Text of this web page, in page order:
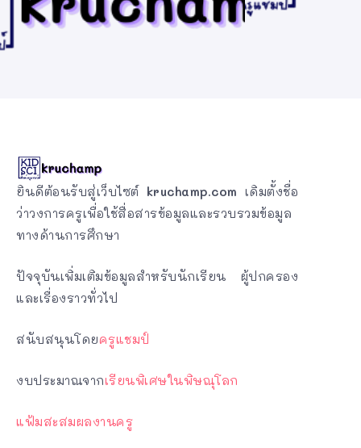
ยินดีต้อนรับสู่เว็บไซต์ kruchamp.com เดิมตั้งชื่อ
ว่าวงการครูเพื่อใช้สื่อสารข้อมูลและรวบรวมข้อมูล
ทางด้านการศึกษา
ปัจจุบันเพิ่มเติมข้อมูลสำหรับนักเรียน ผู้ปกครอง
และเรื่องราวทั่วไป
สนับสนุนโดยครูแชมป์
งบประมาณจากเรียนพิเศษในพิษณุโลก
แฟ้มสะสมผลงานครู